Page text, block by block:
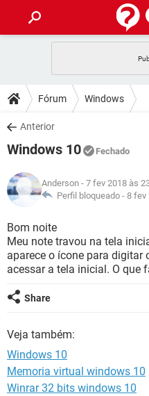
CELULAR
OUTLOOK
INSTAGRAM
GUIA DE COMPRAS
DICAS
JOGOS
INSTAGRAM
GUIA DE COMPRAS
DOWNLOADS
JOGOS
CELULAR
OUTLOOK
INSTAGRAM
GUIA DE COMPRAS
JOGOS
CELULAR
OUTLOOK
INSTAGRAM
GLOSSÁRIO
CELULAR
OUTLOOK
INSTAGRAM
Fórum Windows
Anterior
Windows 10 Fechado
Anderson - 7 fev 2018 às
Perfil bloqueado - 8 fev
Bom noite
Meu note travou na tela
aparece o ícone para digitar
acessar a tela inicial. O que
Share
Veja também:
Windows 10
Memoria virtual windows 10
Winrar 32 bits windows 10